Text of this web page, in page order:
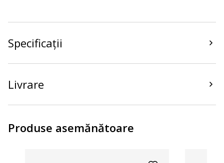
Specificații
Livrare
Produse asemănătoare